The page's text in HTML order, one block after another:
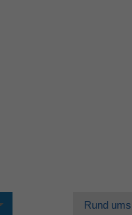
Rund